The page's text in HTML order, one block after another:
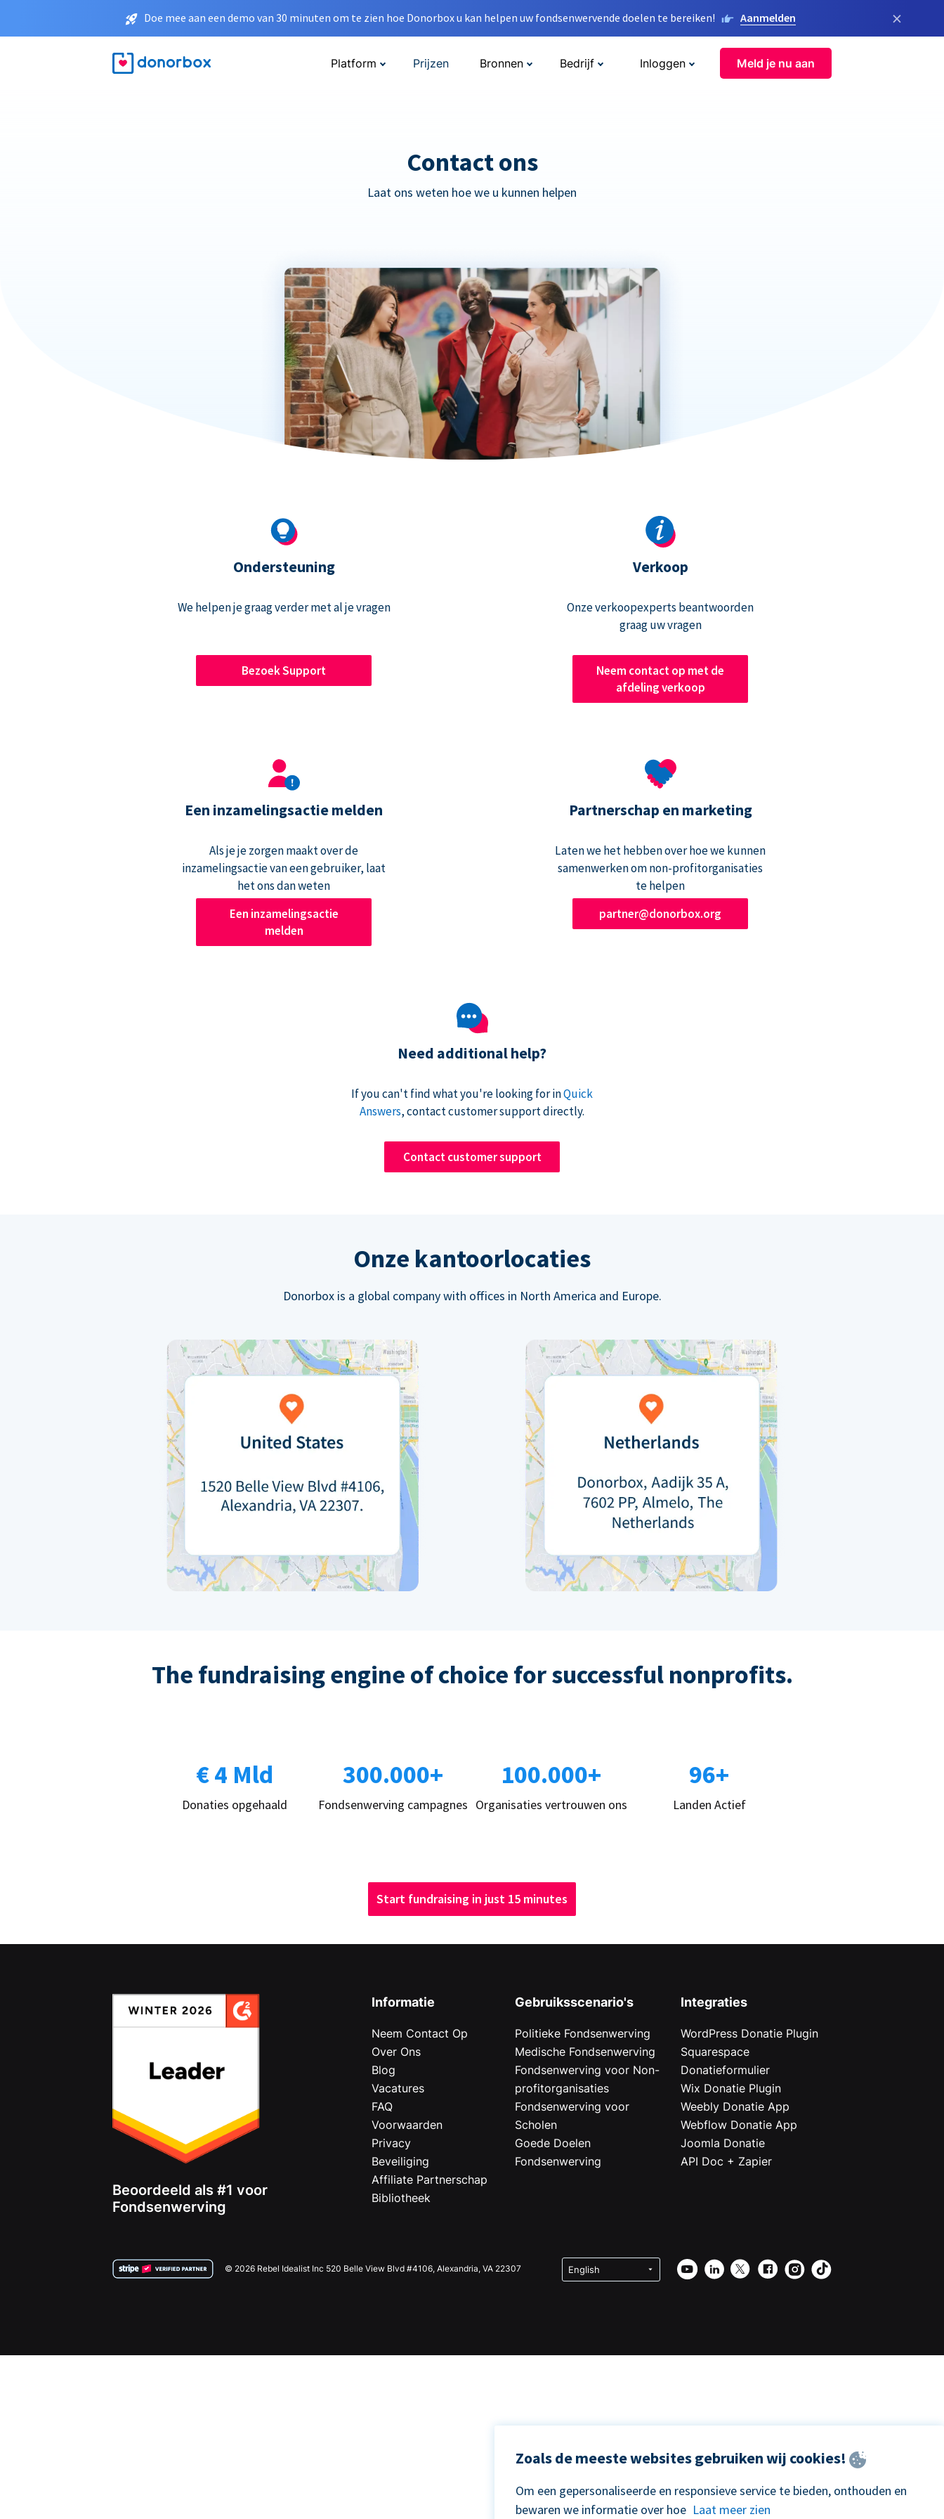
Doe mee aan een demo van 30 minuten om te zien hoe Donorbox u kan helpen uw fondsenwervende doelen te bereiken! Aanmelden ×
Platform Prijzen Bronnen Bedrijf Inloggen Meld je nu aan
Contact ons
Laat ons weten hoe we u kunnen helpen
Ondersteuning
We helpen je graag verder met al je vragen
Bezoek Support
Verkoop
Onze verkoopexperts beantwoorden
graag uw vragen
Neem contact op met de
afdeling verkoop
Een inzamelingsactie melden
Als je je zorgen maakt over de
inzamelingsactie van een gebruiker, laat
het ons dan weten
Een inzamelingsactie
melden
Partnerschap en marketing
Laten we het hebben over hoe we kunnen
samenwerken om non-profitorganisaties
te helpen
partner@donorbox.org
Need additional help?
If you can't find what you're looking for inQuick
Answers, contact customer support directly.
Contact customer support
Onze kantoorlocaties
Donorbox is a global company with offices in North America and Europe.
The fundraising engine of choice for successful nonprofits.
€ 4 Mld
Donaties opgehaald
300.000+
Fondsenwerving campagnes
100.000+
Organisaties vertrouwen ons
96+
Landen Actief
Start fundraising in just 15 minutes
Beoordeeld als #1 voor
Fondsenwerving
Informatie
Neem Contact Op
Over Ons
Blog
Vacatures
FAQ
Voorwaarden
Privacy
Beveiliging
Affiliate Partnerschap
Bibliotheek
Gebruiksscenario's
Politieke Fondsenwerving
Medische Fondsenwerving
Fondsenwerving voor Non-
profitorganisaties
Fondsenwerving voor
Scholen
Goede Doelen
Fondsenwerving
Integraties
WordPress Donatie Plugin
Squarespace
Donatieformulier
Wix Donatie Plugin
Weebly Donatie App
Webflow Donatie App
Joomla Donatie
API Doc + Zapier
© 2026 Rebel Idealist Inc 520 Belle View Blvd #4106, Alexandria, VA 22307
Zoals de meeste websites gebruiken wij cookies!
Om een gepersonaliseerde en responsieve service te bieden, onthouden en
bewaren we informatie over hoe Laat meer zien